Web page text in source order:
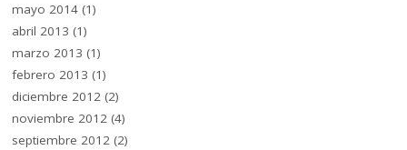
mayo 2014 (1)
abril 2013 (1)
marzo 2013 (1)
febrero 2013 (1)
diciembre 2012 (2)
noviembre 2012 (4)
septiembre 2012 (2)